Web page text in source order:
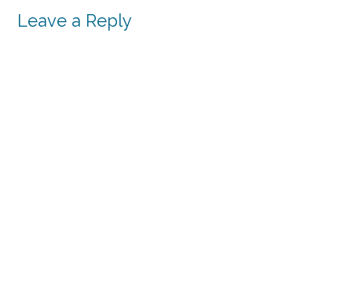
Leave a Reply